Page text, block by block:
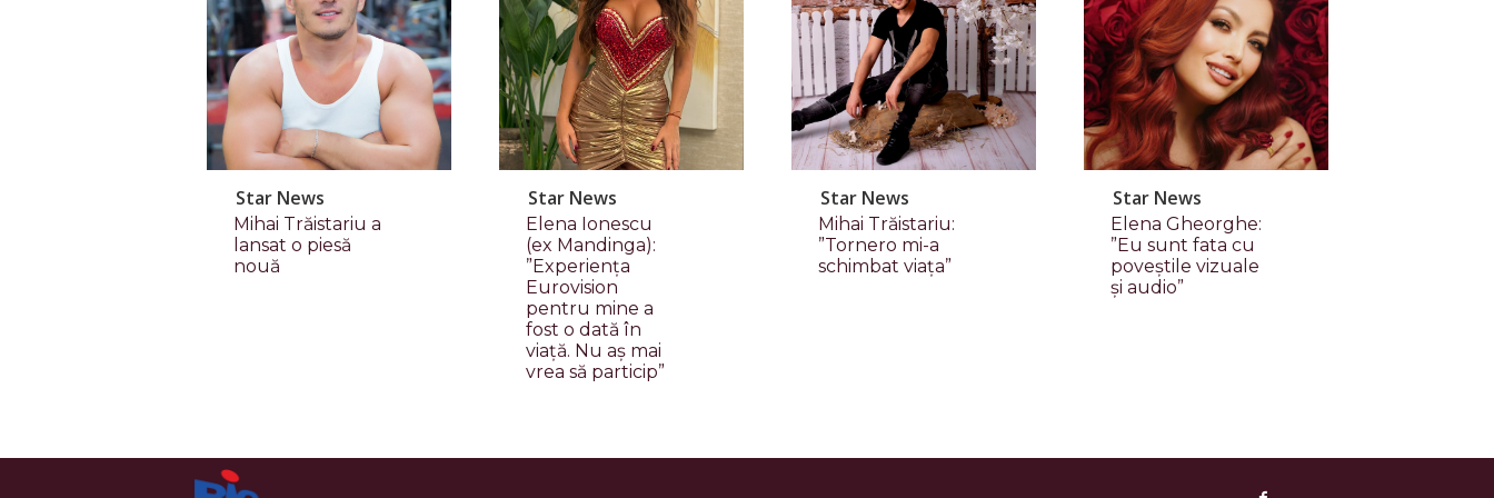
Star News
Mihai Trăistariu a
lansat o piesă
nouă
Star News
Elena Ionescu
(ex Mandinga):
”Experiența
Eurovision
pentru mine a
fost o dată în
viață. Nu aș mai
vrea să particip”
Star News
Mihai Trăistariu:
”Tornero mi-a
schimbat viața”
Star News
Elena Gheorghe:
”Eu sunt fata cu
poveștile vizuale
și audio”